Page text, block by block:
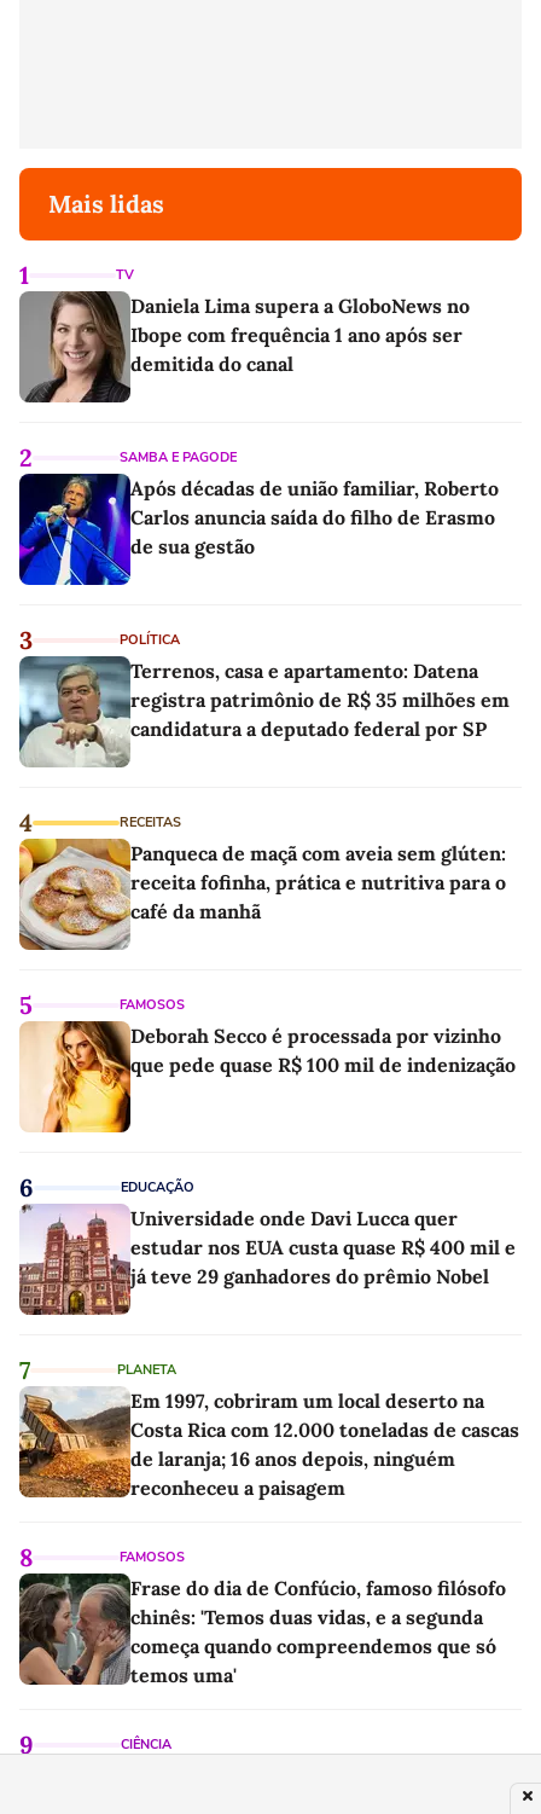
Mais lidas
1 TV
Daniela Lima supera a GloboNews no
Ibope com frequência 1 ano após ser
demitida do canal
2 SAMBA E PAGODE
Após décadas de união familiar, Roberto
Carlos anuncia saída do filho de Erasmo
de sua gestão
3 POLÍTICA
Terrenos, casa e apartamento: Datena
registra patrimônio de R$ 35 milhões em
candidatura a deputado federal por SP
4 RECEITAS
Panqueca de maçã com aveia sem glúten:
receita fofinha, prática e nutritiva para o
café da manhã
5 FAMOSOS
Deborah Secco é processada por vizinho
que pede quase R$ 100 mil de indenização
6 EDUCAÇÃO
Universidade onde Davi Lucca quer
estudar nos EUA custa quase R$ 400 mil e
já teve 29 ganhadores do prêmio Nobel
7 PLANETA
Em 1997, cobriram um local deserto na
Costa Rica com 12.000 toneladas de cascas
de laranja; 16 anos depois, ninguém
reconheceu a paisagem
8 FAMOSOS
Frase do dia de Confúcio, famoso filósofo
chinês: 'Temos duas vidas, e a segunda
começa quando compreendemos que só
temos uma'
9 CIÊNCIA